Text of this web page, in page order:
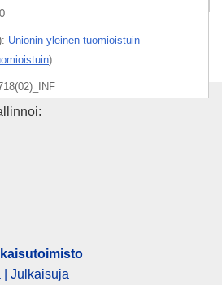
Unionin yleinen tuomioistuin
)
website:
| Julkaisuja